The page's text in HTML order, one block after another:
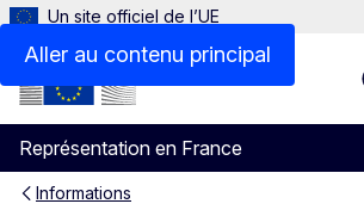
Aller au contenu principal
Un site officiel de l’UE
Représentation en France
Menu
Informations